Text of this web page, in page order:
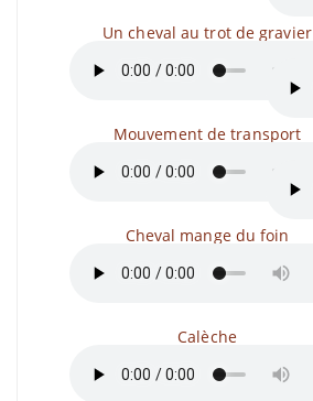
Un cheval au trot de gravier
Mouvement de transport
Cheval mange du foin
Calèche